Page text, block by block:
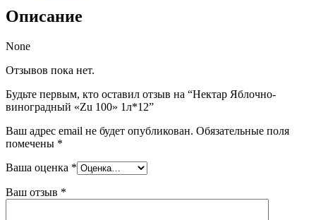
Описание
None
Отзывов пока нет.
Будьте первым, кто оставил отзыв на “Нектар Яблочно-
виноградный «Zu 100» 1л*12”
Ваш адрес email не будет опубликован. Обязательные поля
помечены *
Ваша оценка *
Ваш отзыв *